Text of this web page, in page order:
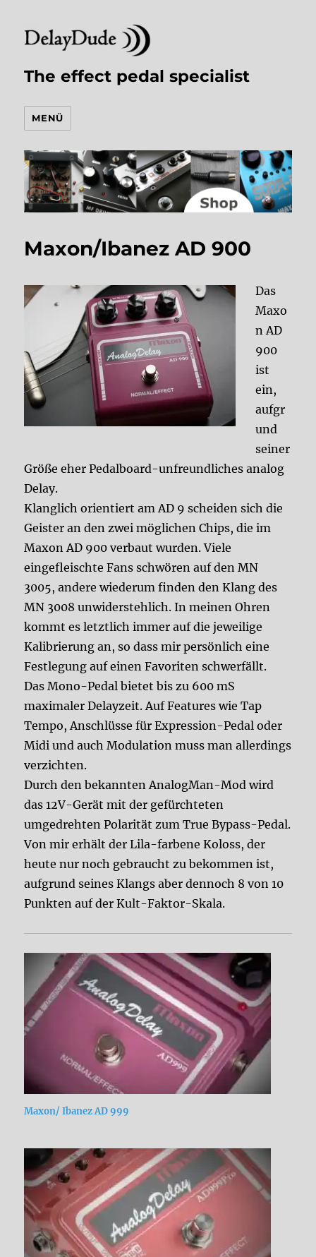
The effect pedal specialist
MENÜ
Maxon/Ibanez AD 900
Das
Maxo
n AD
900
ist
ein,
aufgr
und
seiner
Größe eher Pedalboard-unfreundliches analog
Delay.
Klanglich orientiert am AD 9 scheiden sich die
Geister an den zwei möglichen Chips, die im
Maxon AD 900 verbaut wurden.Viele
eingefleischte Fans schwören auf den MN
3005, andere wiederum finden den Klang des
MN 3008 unwiderstehlich. In meinen Ohren
kommt es letztlich immer auf die jeweilige
Kalibrierung an, so dass mir persönlich eine
Festlegung auf einen Favoriten schwerfällt.
Das Mono-Pedal bietet bis zu 600 mS
maximaler Delayzeit. Auf Features wie Tap
Tempo, Anschlüsse für Expression-Pedal oder
Midi und auch Modulation muss man allerdings
verzichten.
Durch den bekannten AnalogMan-Mod wird
das 12V-Gerät mit der gefürchteten
umgedrehten Polarität zum True Bypass-Pedal.
Von mir erhält der Lila-farbene Koloss, der
heute nur noch gebraucht zu bekommen ist,
aufgrund seines Klangs aber dennoch 8 von 10
Punkten auf der Kult-Faktor-Skala.
Maxon/ Ibanez AD 999